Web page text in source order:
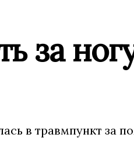
за
в травмпункт за